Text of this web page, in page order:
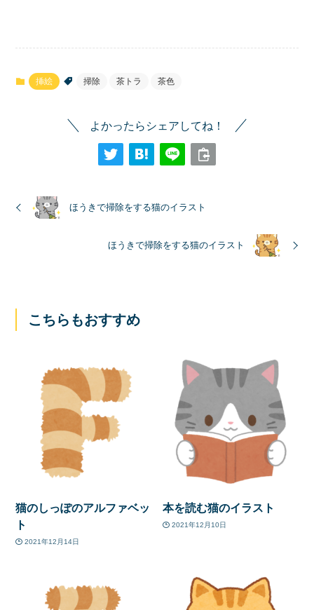
挿絵 掃除 茶トラ 茶色
よかったらシェアしてね！
ほうきで掃除をする猫のイラスト
ほうきで掃除をする猫のイラスト
こちらもおすすめ
猫のしっぽのアルファベッ
ト
2021年12月14日
本を読む猫のイラスト
2021年12月10日